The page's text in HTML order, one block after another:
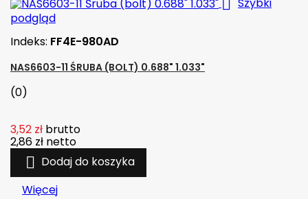
 Szybki
podgląd
Indeks: FF4E-980AD
NAS6603-11 ŚRUBA (BOLT) 0.688" 1.033"
(0)
3,52 zł brutto
2,86 zł netto
 Dodaj do koszyka
Więcej